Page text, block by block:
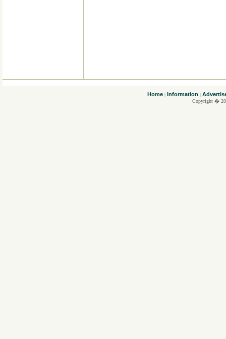
Home| Information |
Copyright �